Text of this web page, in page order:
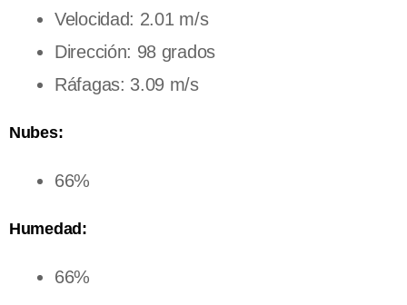
Velocidad: 2.01 m/s
Dirección: 98 grados
Ráfagas: 3.09 m/s
Nubes:
66%
Humedad:
66%